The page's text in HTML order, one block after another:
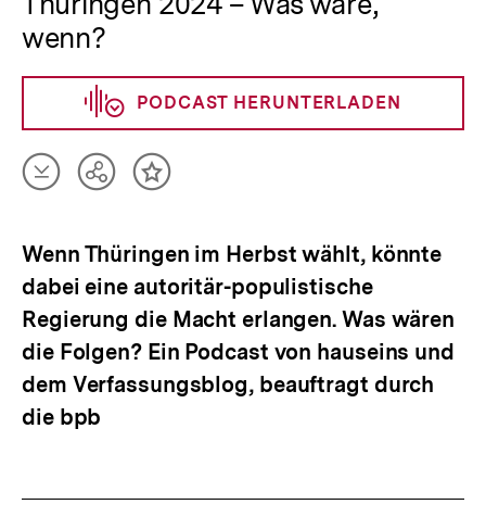
wenn?
PODCAST HERUNTERLADEN
Artikel
herunterladen
TeilenInhalt
Wenn Thüringen im Herbst wählt, könnte
dabei eine autoritär-populistische
Regierung die Macht erlangen. Was wären
die Folgen? Ein Podcast von hauseins und
dem Verfassungsblog, beauftragt durch
die bpb